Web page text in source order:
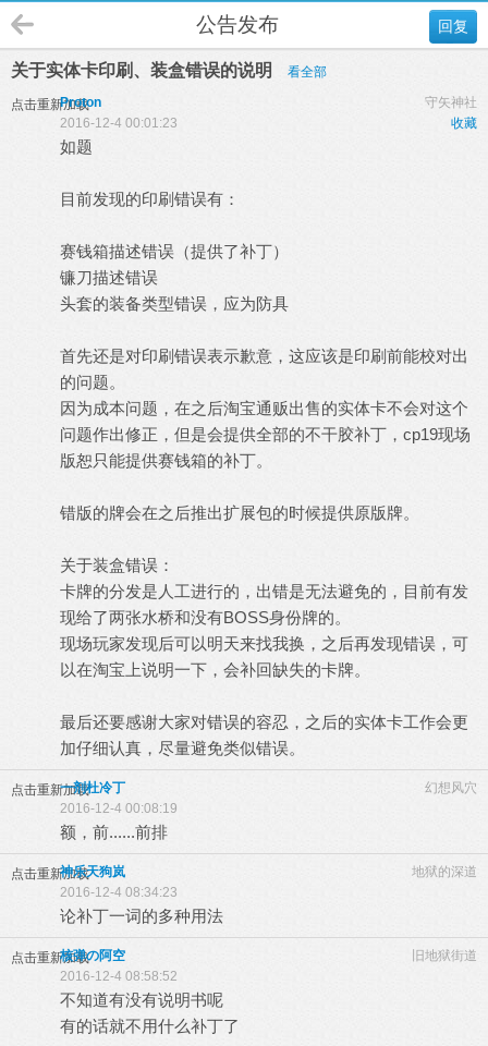
回复
公告发布
关于实体卡印刷、装盒错误的说明 看全部
点击重新加载 守矢神社
Proton
收藏
2016-12-4 00:01:23
如题
目前发现的印刷错误有：
赛钱箱描述错误（提供了补丁）
镰刀描述错误
头套的装备类型错误，应为防具
首先还是对印刷错误表示歉意，这应该是印刷前能校对出
的问题。
因为成本问题，在之后淘宝通贩出售的实体卡不会对这个
问题作出修正，但是会提供全部的不干胶补丁，cp19现场
版恕只能提供赛钱箱的补丁。
错版的牌会在之后推出扩展包的时候提供原版牌。
关于装盒错误：
卡牌的分发是人工进行的，出错是无法避免的，目前有发
现给了两张水桥和没有BOSS身份牌的。
现场玩家发现后可以明天来找我换，之后再发现错误，可
以在淘宝上说明一下，会补回缺失的卡牌。
最后还要感谢大家对错误的容忍，之后的实体卡工作会更
加仔细认真，尽量避免类似错误。
点击重新加载 幻想风穴
一剂杜冷丁
2016-12-4 00:08:19
额，前......前排
点击重新加载 地狱的深道
神乐天狗岚
2016-12-4 08:34:23
论补丁一词的多种用法
点击重新加载 旧地狱街道
核弹の阿空
2016-12-4 08:58:52
不知道有没有说明书呢
有的话就不用什么补丁了